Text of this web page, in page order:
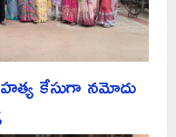
కేసుగా నమోదు